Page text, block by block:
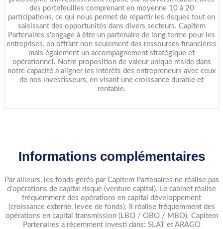
des portefeuilles comprenant en moyenne 10 à 20
participations, ce qui nous permet de répartir les risques tout en
saisissant des opportunités dans divers secteurs. Capitem
Partenaires s'engage à être un partenaire de long terme pour les
entreprises, en offrant non seulement des ressources financières
mais également un accompagnement stratégique et
opérationnel. Notre proposition de valeur unique réside dans
notre capacité à aligner les intérêts des entrepreneurs avec ceux
de nos investisseurs, en visant une croissance durable et
rentable.
Informations complémentaires
Par ailleurs, les fonds gérés par Capitem Partenaires ne réalise pas
d'opérations de capital risque (venture capital). Le cabinet réalise
fréquemment des opérations en capital développement
(croissance externe, levée de fonds). Il réalise fréquemment des
opérations en capital transmission (LBO / OBO / MBO). Capitem
Partenaires a récemment investi dans: SLAT et ARAGO